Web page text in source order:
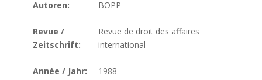
Autoren:
BOPP
Revue /
Zeitschrift:
Revue de droit des affaires
international
Année / Jahr: 1988